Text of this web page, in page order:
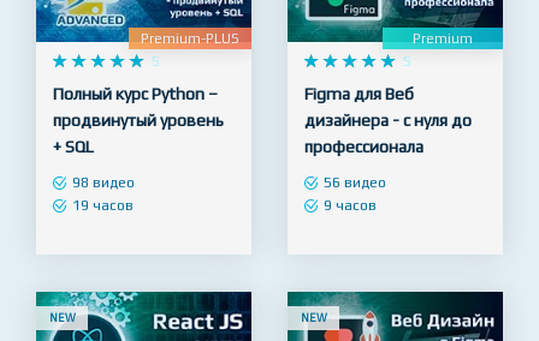
NEW
Premium-PLUS
    
     5
продвинутый уровень
+ SQL
NEW
    
     5
Figma для Веб
дизайнера - с нуля до
профессионала